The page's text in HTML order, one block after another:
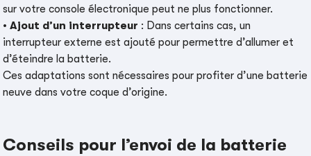
sur votre console électronique peut ne plus fonctionner.
•Ajout d’un interrupteur : Dans certains cas, un
interrupteur externe est ajouté pour permettre d’allumer et
d’éteindre la batterie.
Ces adaptations sont nécessaires pour profiter d’une batterie
neuve dans votre coque d’origine.
Conseils pour l’envoi de la batterie